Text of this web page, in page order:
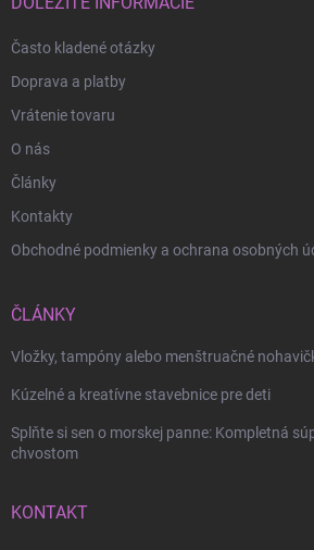
Často kladené otázky
Doprava a platby
Vrátenie tovaru
O nás
Články
Kontakty
Obchodné podmienky a ochrana osobných
ČLÁNKY
Vložky, tampóny alebo menštruačné
Kúzelné a kreatívne stavebnice pre deti
Splňte si sen o morskej panne: Kompletná
chvostom
KONTAKT